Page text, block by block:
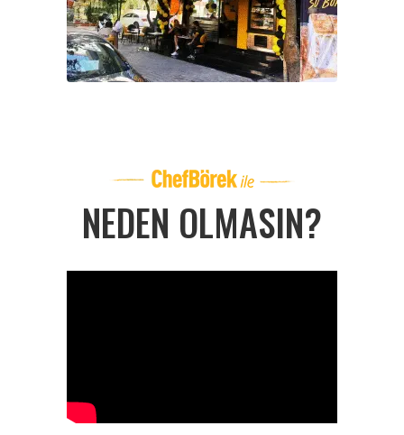
NEDEN OLMASIN?